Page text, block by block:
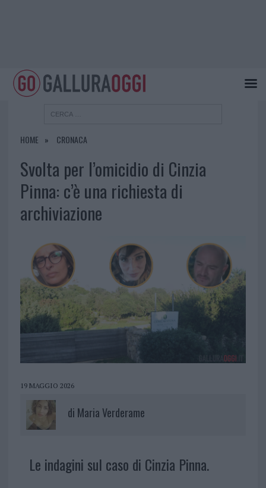
HOME CRONACA
Svolta per l’omicidio di Cinzia
Pinna: c’è una richiesta di
archiviazione
19 MAGGIO 2026
di Maria Verderame
Le indagini sul caso di Cinzia Pinna.